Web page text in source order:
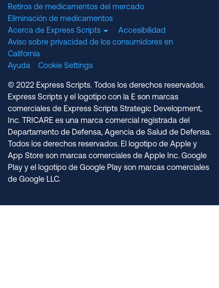
Retiros de medicamentos del mercado
Eliminación de medicamentos
Acerca de Express Scripts
Accesibilidad
Aviso sobre privacidad de los consumidores en
California
Ayuda
Cookie Settings
© 2022 Express Scripts. Todos los derechos reservados.
Express Scripts y el logotipo con la E son marcas
comerciales de Express Scripts Strategic Development,
Inc. TRICARE es una marca comercial registrada del
Departamento de Defensa, Agencia de Salud de Defensa.
Todos los derechos reservados. El logotipo de Apple y
App Store son marcas comerciales de Apple Inc. Google
Play y el logotipo de Google Play son marcas comerciales
de Google LLC.